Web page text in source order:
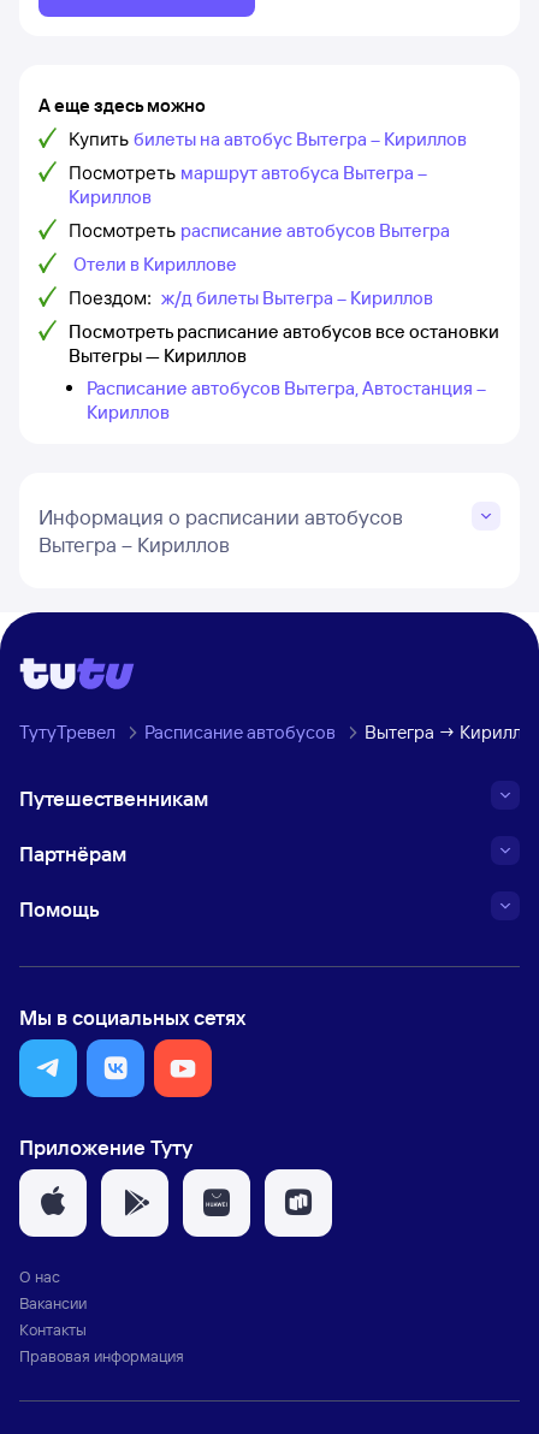
А еще здесь можно
Купить билеты на автобус Вытегра – Кириллов
Посмотреть маршрут автобуса Вытегра –
Кириллов
Посмотреть расписание автобусов Вытегра
Отели в Кириллове
Поездом: ж/д билеты Вытегра – Кириллов
Посмотреть расписание автобусов все остановки
Вытегры — Кириллов
Расписание автобусов Вытегра, Автостанция –
Кириллов
Информация о расписании автобусов
Вытегра – Кириллов
ТутуТревел Расписание автобусов Вытегра →
Путешественникам
Партнёрам
Помощь
Мы в социальных сетях
Приложение Туту
О нас
Вакансии
Контакты
Правовая информация